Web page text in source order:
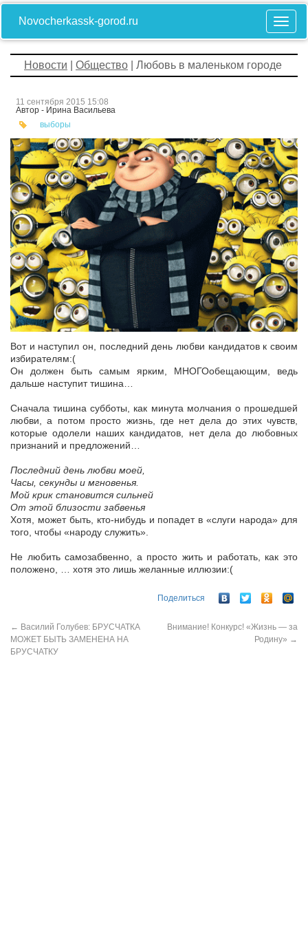
Novocherkassk-gorod.ru
Новости Общество | Любовь в маленьком городе
11 сентября 2015 15:08
Автор - Ирина Васильева
выборы
Вот и наступил он, последний день любви кандидатов к своим
избирателям:(
Он должен быть самым ярким, МНОГОобещающим, ведь
дальше наступит тишина…
Сначала тишина субботы, как минута молчания о прошедшей
любви, а потом просто жизнь, где нет дела до этих чувств,
которые одолели наших кандидатов, нет дела до любовных
признаний и предложений…
Последний день любви моей,
Часы, секунды и мгновенья.
Мой крик становится сильней
От этой близости забвенья
Хотя, может быть, кто-нибудь и попадет в «слуги народа» для
того, чтобы «народу служить».
Не любить самозабвенно, а просто жить и работать, как это
положено, … хотя это лишь желанные иллюзии:(
Поделиться
← Василий Голубев: БРУСЧАТКА
МОЖЕТ БЫТЬ ЗАМЕНЕНА НА
БРУСЧАТКУ
Внимание! Конкурс! «Жизнь — за
Родину» →